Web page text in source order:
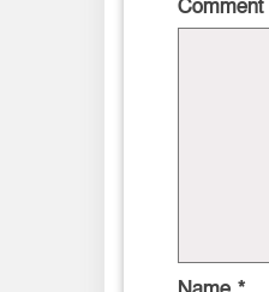
Comment